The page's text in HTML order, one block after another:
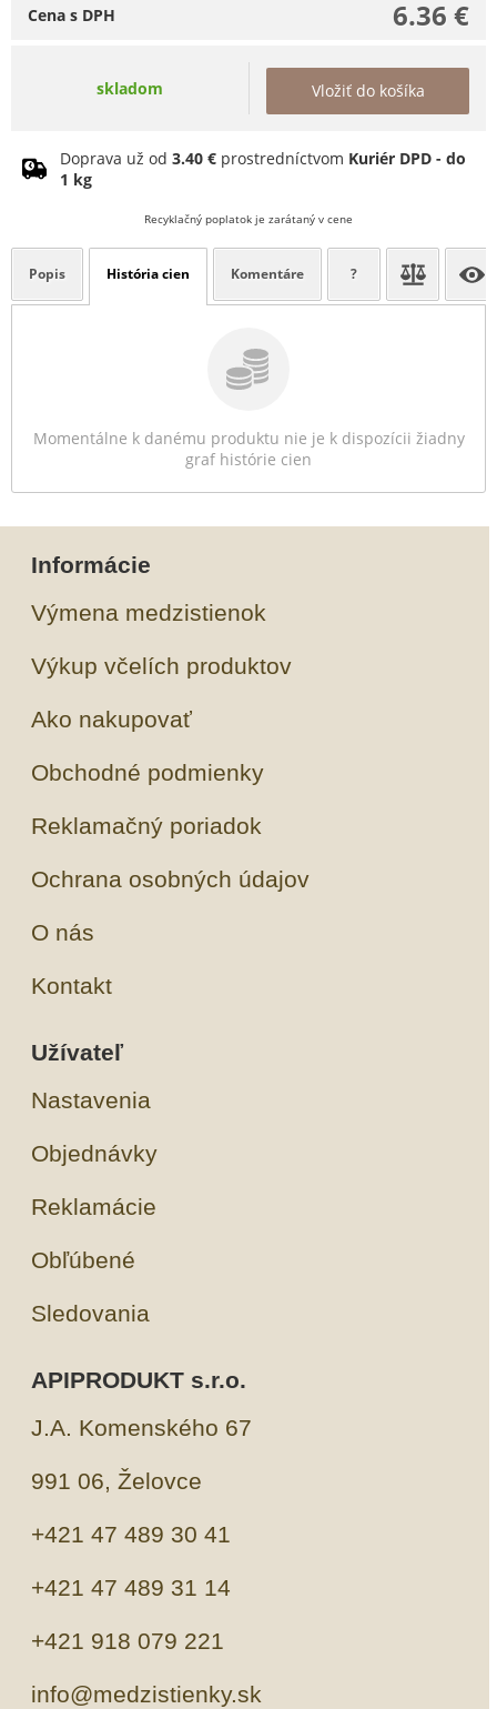
6.36 €
Cena s DPH
skladom Vložiť do košíka
Doprava už od 3.40 € prostredníctvom Kuriér DPD - do
1 kg
Recyklačný poplatok je zarátaný v cene
Popis História cien Komentáre ?
Momentálne k danému produktu nie je k dispozícii žiadny
graf histórie cien
Informácie
Výmena medzistienok
Výkup včelích produktov
Ako nakupovať
Obchodné podmienky
Reklamačný poriadok
Ochrana osobných údajov
O nás
Kontakt
Užívateľ
Nastavenia
Objednávky
Reklamácie
Obľúbené
Sledovania
APIPRODUKT s.r.o.
J.A. Komenského 67
991 06, Želovce
+421 47 489 30 41
+421 47 489 31 14
+421 918 079 221
info@medzistienky.sk